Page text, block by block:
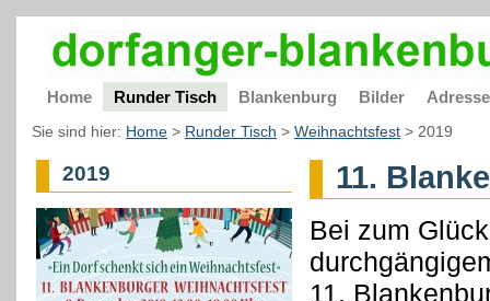
Home Runder Tisch Blankenburg Bilder
Sie sind hier: Home > Runder Tisch > Weihnachtsfest > 2019
2019 11.
Bei zum
11.